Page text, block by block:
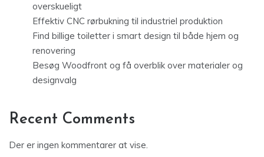
overskueligt
Effektiv CNC rørbukning til industriel produktion
Find billige toiletter i smart design til både hjem og
renovering
Besøg Woodfront og få overblik over materialer og
designvalg
Recent Comments
Der er ingen kommentarer at vise.